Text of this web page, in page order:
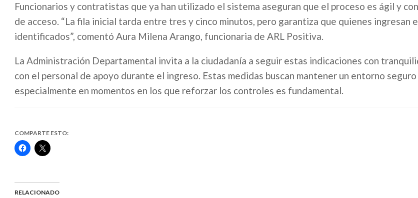
Funcionarios y contratistas que ya han utilizado el sistema aseguran que el proceso es ágil y
de acceso. “La fila inicial tarda entre tres y cinco minutos, pero garantiza que quienes ingresan
identificados”, comentó Aura Milena Arango, funcionaria de ARL Positiva.
La Administración Departamental invita a la ciudadanía a seguir estas indicaciones con
con el personal de apoyo durante el ingreso. Estas medidas buscan mantener un entorno
especialmente en momentos en los que reforzar los controles es fundamental.
COMPARTE ESTO:
Haz
clic
(Se
abre
Haz
clic
(Se
abre
RELACIONADO